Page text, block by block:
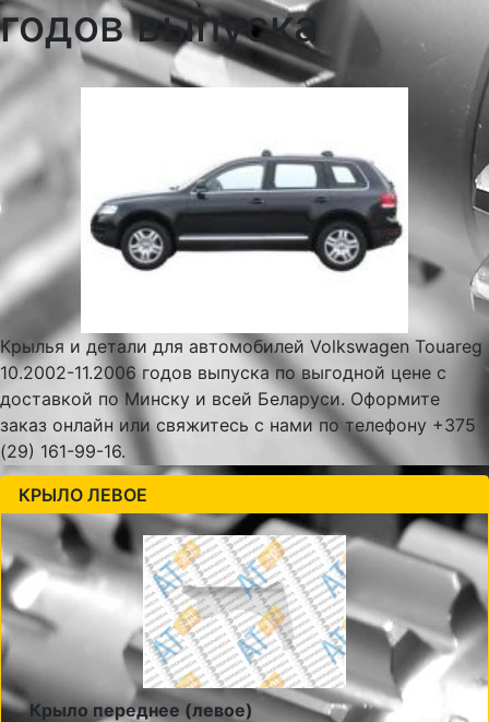
годов выпуска
Крылья и детали для автомобилей Volkswagen Touareg
10.2002-11.2006 годов выпуска по выгодной цене с
доставкой по Минску и всей Беларуси. Оформите
заказ онлайн или свяжитесь с нами по телефону +375
(29) 161-99-16.
КРЫЛО ЛЕВОЕ
Крыло переднее (левое)